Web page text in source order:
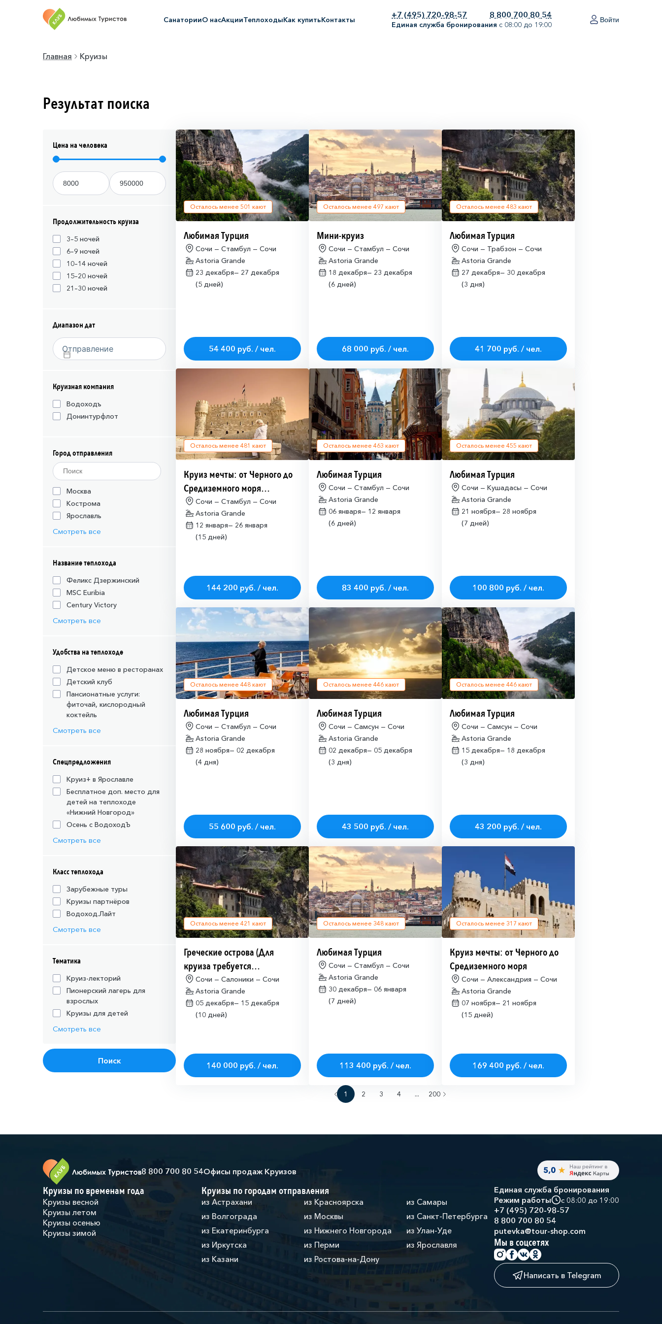
СанаторииО насАкцииТеплоходыКак купитьКонтакты
+7 (495) 720-98-57 8 800 700 80 54
Единая служба бронирования с 08:00 до 19:00
Войти
Главная Круизы
Результат поиска
Цена на человека
Продолжительность круиза
3–5 ночей
6–9 ночей
10–14 ночей
15–20 ночей
21–30 ночей
Диапазон дат
Круизная компания
Водоходъ
Донинтурфлот
Город отправления
Москва
Кострома
Ярославль
Смотреть все
Название теплохода
Феликс Дзержинский
MSC Euribia
Century Victory
Смотреть все
Удобства на теплоходе
Детское меню в ресторанах
Детский клуб
Пансионатные услуги:
фиточай, кислородный
коктейль
Смотреть все
Спецпредложения
Круиз+ в Ярославле
Бесплатное доп. место для
детей на теплоходе
«Нижний Новгород»
Осень с ВодоходЪ
Смотреть все
Класс теплохода
Зарубежные туры
Круизы партнёров
Водоход.Лайт
Смотреть все
Тематика
Круиз-лекторий
Пионерский лагерь для
взрослых
Круизы для детей
Смотреть все
Поиск
Осталось менее 501 кают
Любимая Турция
Сочи — Стамбул — Сочи
Astoria Grande
23 декабря— 27 декабря
(5 дней)
54 400 руб. / чел.
Осталось менее 497 кают
Мини-круиз
Сочи — Стамбул — Сочи
Astoria Grande
18 декабря— 23 декабря
(6 дней)
68 000 руб. / чел.
Осталось менее 483 кают
Любимая Турция
Сочи — Трабзон — Сочи
Astoria Grande
27 декабря— 30 декабря
(3 дня)
41 700 руб. / чел.
Осталось менее 481 кают
Круиз мечты: от Черного до
Средиземного моря
(необходимо оформлять
разрешение на посещение
Израиля (ETA-IL)
Сочи — Стамбул — Сочи
Astoria Grande
12 января— 26 января
(15 дней)
144 200 руб. / чел.
Осталось менее 463 кают
Любимая Турция
Сочи — Стамбул — Сочи
Astoria Grande
06 января— 12 января
(6 дней)
83 400 руб. / чел.
Осталось менее 455 кают
Любимая Турция
Сочи — Кушадасы — Сочи
Astoria Grande
21 ноября— 28 ноября
(7 дней)
100 800 руб. / чел.
Осталось менее 448 кают
Любимая Турция
Сочи — Стамбул — Сочи
Astoria Grande
28 ноября— 02 декабря
(4 дня)
55 600 руб. / чел.
Осталось менее 446 кают
Любимая Турция
Сочи — Самсун — Сочи
Astoria Grande
02 декабря— 05 декабря
(3 дня)
43 500 руб. / чел.
Осталось менее 446 кают
Любимая Турция
Сочи — Самсун — Сочи
Astoria Grande
15 декабря— 18 декабря
(3 дня)
43 200 руб. / чел.
Осталось менее 421 кают
Греческие острова (Для
круиза требуется
действующая многократная
шенгенская виза)
Сочи — Салоники — Сочи
Astoria Grande
05 декабря— 15 декабря
(10 дней)
140 000 руб. / чел.
Осталось менее 348 кают
Любимая Турция
Сочи — Стамбул — Сочи
Astoria Grande
30 декабря— 06 января
(7 дней)
113 400 руб. / чел.
Осталось менее 317 кают
Круиз мечты: от Черного до
Средиземного моря
Сочи — Александрия — Сочи
Astoria Grande
07 ноября— 21 ноября
(15 дней)
169 400 руб. / чел.
1 2 3 4 ... 200
8 800 700 80 54Офисы продаж Круизов
Круизы по временам года
Круизы весной
Круизы летом
Круизы осенью
Круизы зимой
Круизы по городам отправления
из Астрахани
из Волгограда
из Екатеринбурга
из Иркутска
из Казани
из Красноярска
из Москвы
из Нижнего Новгорода
из Перми
из Ростова-на-Дону
из Самары
из Санкт-Петербурга
из Улан-Уде
из Ярославля
Единая служба бронирования
Режим работы
с 08:00 до 19:00
+7 (495) 720-98-57
8 800 700 80 54
putevka@tour-shop.com
Мы в соцсетях
Написать в Telegram